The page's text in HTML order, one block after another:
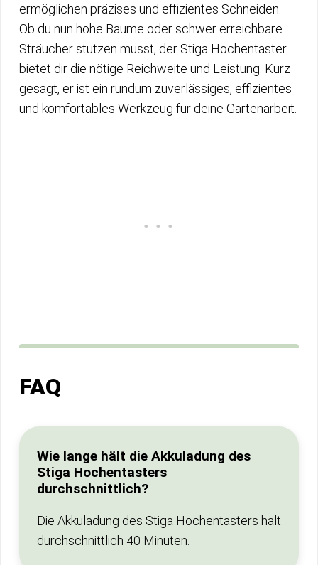
ermöglichen präzises und effizientes Schneiden.
Ob du nun hohe Bäume oder schwer erreichbare
Sträucher stutzen musst, der Stiga Hochentaster
bietet dir die nötige Reichweite und Leistung. Kurz
gesagt, er ist ein rundum zuverlässiges, effizientes
und komfortables Werkzeug für deine Gartenarbeit.
FAQ
Wie lange hält die Akkuladung des
Stiga Hochentasters
durchschnittlich?
Die Akkuladung des Stiga Hochentasters hält
durchschnittlich 40 Minuten.